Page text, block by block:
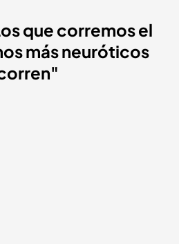
que corremos el
más neuróticos